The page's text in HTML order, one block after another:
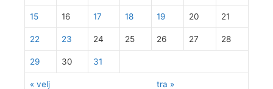
« velj tra »
15 16 17 18 19 20 21
22 23 24 25 26 27 28
29 30 31